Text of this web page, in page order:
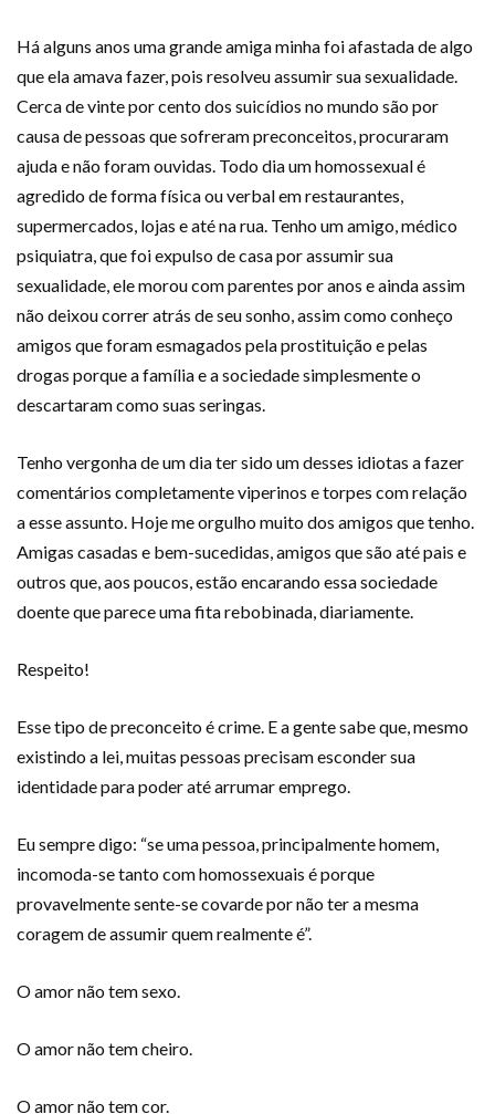
Há alguns anos uma grande amiga minha foi afastada de algo
que ela amava fazer, pois resolveu assumir sua sexualidade.
Cerca de vinte por cento dos suicídios no mundo são por
causa de pessoas que sofreram preconceitos, procuraram
ajuda e não foram ouvidas. Todo dia um homossexual é
agredido de forma física ou verbal em restaurantes,
supermercados, lojas e até na rua. Tenho um amigo, médico
psiquiatra, que foi expulso de casa por assumir sua
sexualidade, ele morou com parentes por anos e ainda assim
não deixou correr atrás de seu sonho, assim como conheço
amigos que foram esmagados pela prostituição e pelas
drogas porque a família e a sociedade simplesmente o
descartaram como suas seringas.
Tenho vergonha de um dia ter sido um desses idiotas a fazer
comentários completamente viperinos e torpes com relação
a esse assunto. Hoje me orgulho muito dos amigos que tenho.
Amigas casadas e bem-sucedidas, amigos que são até pais e
outros que, aos poucos, estão encarando essa sociedade
doente que parece uma fita rebobinada, diariamente.
Respeito!
Esse tipo de preconceito é crime. E a gente sabe que, mesmo
existindo a lei, muitas pessoas precisam esconder sua
identidade para poder até arrumar emprego.
Eu sempre digo: “se uma pessoa, principalmente homem,
incomoda-se tanto com homossexuais é porque
provavelmente sente-se covarde por não ter a mesma
coragem de assumir quem realmente é”.
O amor não tem sexo.
O amor não tem cheiro.
O amor não tem cor.